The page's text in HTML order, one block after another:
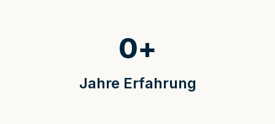
Jahre Erfahrung
0+